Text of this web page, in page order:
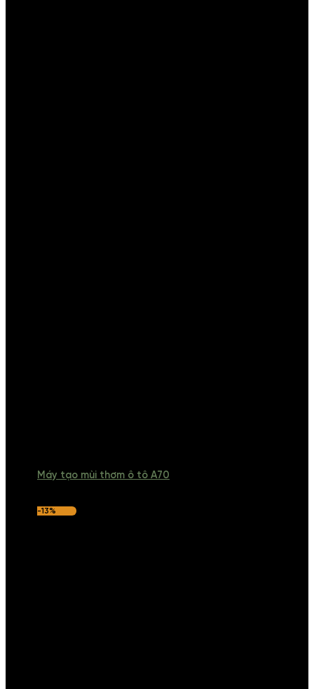
Máy tạo mùi thơm ô tô A70
-13%